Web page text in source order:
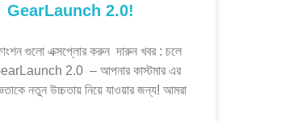
GearLaunch 2.0!
গুলো এক্সপ্লোর করুন দারুন খবর : চলে
2.0 – আপনার কাস্টমার এর
নতুন উচ্চতায় নিয়ে যাওয়ার জন্য! আমরা